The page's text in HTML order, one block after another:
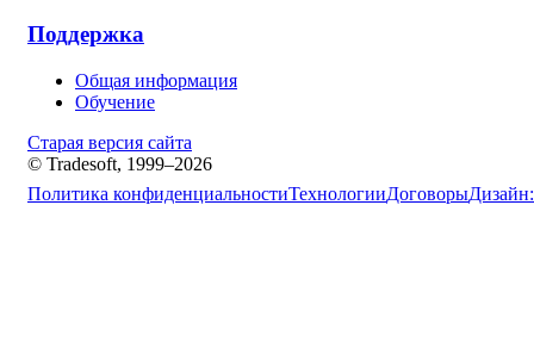
Поддержка
Общая информация
Обучение
Старая версия сайта
© Tradesoft, 1999–2026
Политика конфиденциальностиТехнологииДоговорыДизайн: